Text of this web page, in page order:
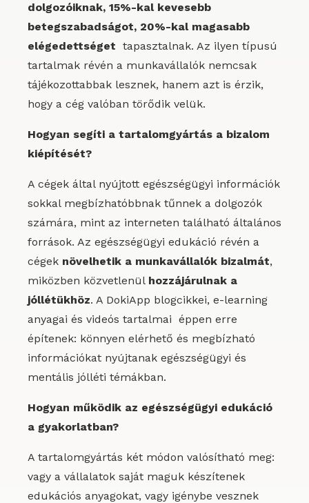
dolgozóiknak, 15%-kal kevesebb
betegszabadságot, 20%-kal magasabb
elégedettséget tapasztalnak. Az ilyen típusú
tartalmak révén a munkavállalók nemcsak
tájékozottabbak lesznek, hanem azt is érzik,
hogy a cég valóban törődik velük.
Hogyan segíti a tartalomgyártás a bizalom
kiépítését?
A cégek által nyújtott egészségügyi információk
sokkal megbízhatóbbnak tűnnek a dolgozók
számára, mint az interneten található általános
források. Az egészségügyi edukáció révén a
cégek növelhetik a munkavállalók bizalmát,
miközben közvetlenül hozzájárulnak a
jóllétükhöz. A DokiApp blogcikkei, e-learning
anyagai és videós tartalmai éppen erre
építenek: könnyen elérhető és megbízható
információkat nyújtanak egészségügyi és
mentális jólléti témákban.
Hogyan működik az egészségügyi edukáció
a gyakorlatban?
A tartalomgyártás két módon valósítható meg:
vagy a vállalatok saját maguk készítenek
edukációs anyagokat, vagy igénybe vesznek